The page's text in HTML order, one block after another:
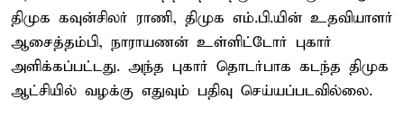
திமுக கவுன்சிலர் ராணி, திமுக எம்.பி.யின் உதவியாளர்
ஆசைத்தம்பி, நாராயணன் உள்ளிட்டோர் புகார்
அளிக்கப்பட்டது. அந்த புகார் தொடர்பாக கடந்த திமுக
ஆட்சியில் வழக்கு எதுவும் பதிவு செய்யப்படவில்லை.